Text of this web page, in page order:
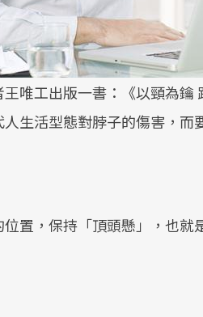
唯工出版一書：《以頸為
生活型態對脖子的傷害，
置，保持「頂頭懸」，也